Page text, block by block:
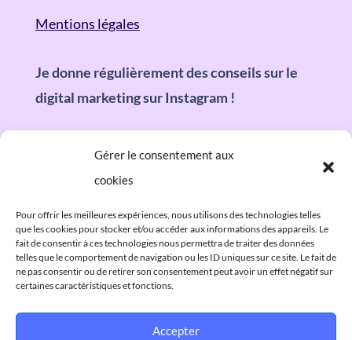
Gérer le consentement aux
cookies
Pour offrir les meilleures expériences, nous utilisons des technologies telles
que les cookies pour stocker et/ou accéder aux informations des appareils. Le
fait de consentir à ces technologies nous permettra de traiter des données
telles que le comportement de navigation ou les ID uniques sur ce site. Le fait de
ne pas consentir ou de retirer son consentement peut avoir un effet négatif sur
certaines caractéristiques et fonctions.
Accepter
e
Mentions légales
Je donne régulièrement des conseils sur le
digital marketing sur Instagram !